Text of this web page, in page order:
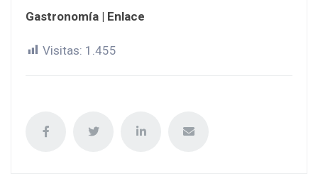
Gastronomía | Enlace
Visitas: 1.455